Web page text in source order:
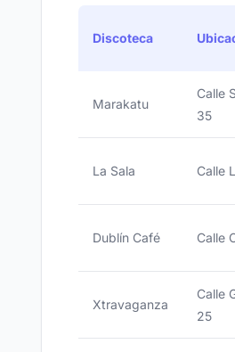
Discoteca
Marakatu
Calle
35
La Sala Calle
Dublín Café Calle
Xtravaganza
Calle
25